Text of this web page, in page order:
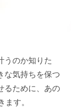
うのか知りた
な気持ちを保つ
るために、あの
ます。